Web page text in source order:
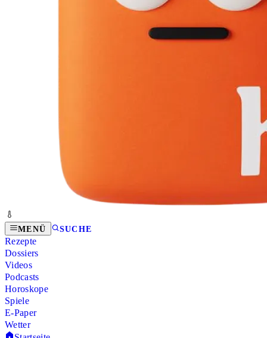
MENÜ SUCHE
Rezepte
Dossiers
Videos
Podcasts
Horoskope
Spiele
E-Paper
Wetter